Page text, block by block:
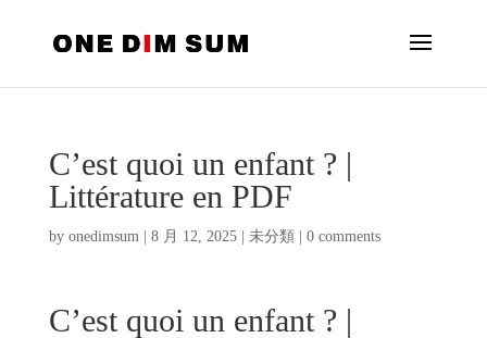
C’est quoi un enfant ? |
Littérature en PDF
by onedimsum| 8 月 12, 2025| 未分類 0 comments
C’est quoi un enfant ? |